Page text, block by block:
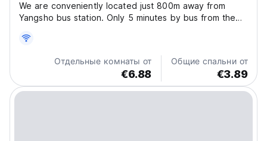
We are conveniently located just 800m away from
Yangsho bus station. Only 5 minutes by bus from the
Street (Xi Jie). Flowers hostel has been concentrating
on backpackers' needs and maintains quality for...
Отдельные комнаты от
€6.88
Общие спальни от
€3.89